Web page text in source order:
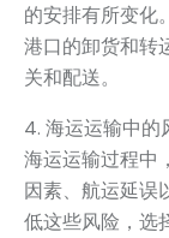
的安排有所变化
港口的卸货和转
关和配送。
4. 海运运输中的
海运运输过程中
因素、航运延误
低这些风险，选